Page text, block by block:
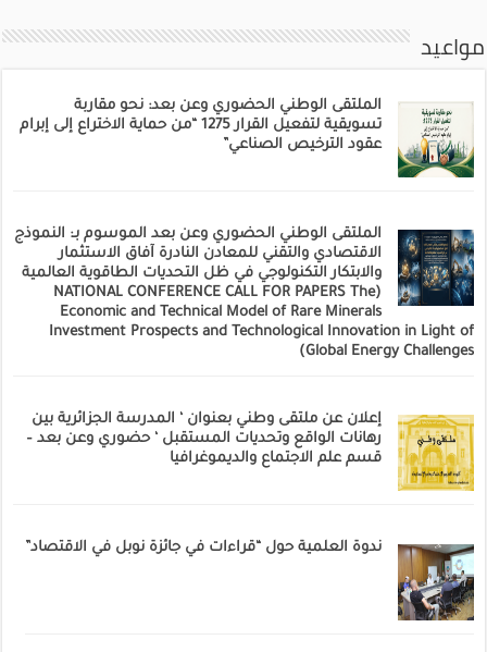
مواعيد
الملتقى الوطني الحضوري وعن بعد: نحو مقاربة
تسويقية لتفعيل القرار 1275 “من حماية الاختراع إلى إبرام
عقود الترخيص الصناعي”
الملتقى الوطني الحضوري وعن بعد الموسوم بـ: النموذج
الاقتصادي والتقني للمعادن النادرة آفاق الاستثمار
والابتكار التكنولوجي في ظل التحديات الطاقوية العالمية
(NATIONAL CONFERENCE CALL FOR PAPERS The
Economic and Technical Model of Rare Minerals
Investment Prospects and Technological Innovation in Light of
Global Energy Challenges)
إعلان عن ملتقى وطني بعنوان ‘ المدرسة الجزائرية بين
رهانات الواقع وتحديات المستقبل ‘ حضوري وعن بعد –
قسم علم الاجتماع والديموغرافيا
ندوة العلمية حول “قراءات في جائزة نوبل في الاقتصاد”